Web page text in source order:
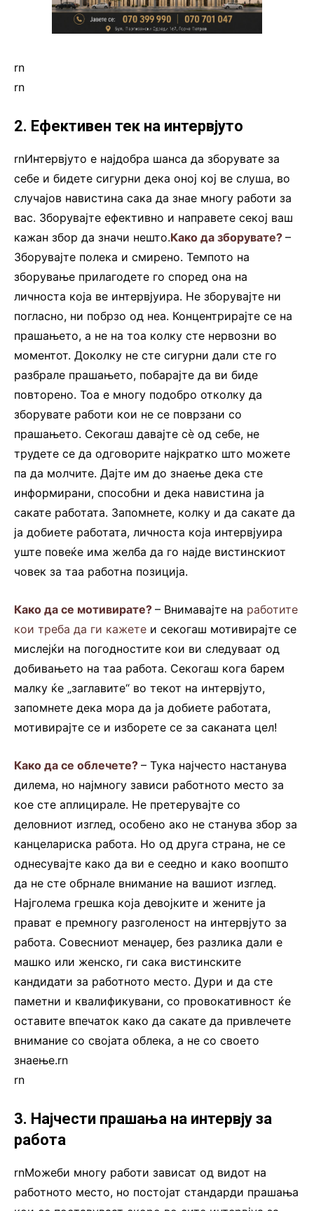
rn
rn
2. Ефективен тек на интервјуто
rnИнтервјуто е најдобра шанса да зборувате за
себе и бидете сигурни дека оној кој ве слуша, во
случајов навистина сака да знае многу работи за
вас. Зборувајте ефективно и направете секој ваш
кажан збор да значи нешто.Како да зборувате? –
Зборувајте полека и смирено. Темпото на
зборување прилагодете го според она на
личноста која ве интервјуира. Не зборувајте ни
погласно, ни побрзо од неа. Концентрирајте се на
прашањето, а не на тоа колку сте нервозни во
моментот. Доколку не сте сигурни дали сте го
разбрале прашањето, побарајте да ви биде
повторено. Тоа е многу подобро отколку да
зборувате работи кои не се поврзани со
прашањето. Секогаш давајте сè од себе, не
трудете се да одговорите најкратко што можете
па да молчите. Дајте им до знаење дека сте
информирани, способни и дека навистина ја
сакате работата. Запомнете, колку и да сакате да
ја добиете работата, личноста која интервјуира
уште повеќе има желба да го најде вистинскиот
човек за таа работна позиција.
Како да се мотивирате? – Внимавајте на работите
кои треба да ги кажете и секогаш мотивирајте се
мислејќи на погодностите кои ви следуваат од
добивањето на таа работа. Секогаш кога барем
малку ќе „заглавите“ во текот на интервјуто,
запомнете дека мора да ја добиете работата,
мотивирајте се и изборете се за саканата цел!
Како да се облечете? – Тука најчесто настанува
дилема, но најмногу зависи работното место за
кое сте аплицирале. Не претерувајте со
деловниот изглед, особено ако не станува збор за
канцелариска работа. Но од друга страна, не се
однесувајте како да ви е сеедно и како воопшто
да не сте обрнале внимание на вашиот изглед.
Најголема грешка која девојките и жените ја
прават е премногу разголеност на интервјуто за
работа. Совесниот менаџер, без разлика дали е
машко или женско, ги сака вистинските
кандидати за работното место. Дури и да сте
паметни и квалификувани, со провокативност ќе
оставите впечаток како да сакате да привлечете
внимание со својата облека, а не со своето
знаење.rn
rn
3. Најчести прашања на интервју за
работа
rnМожеби многу работи зависат од видот на
работното место, но постојат стандарди прашања